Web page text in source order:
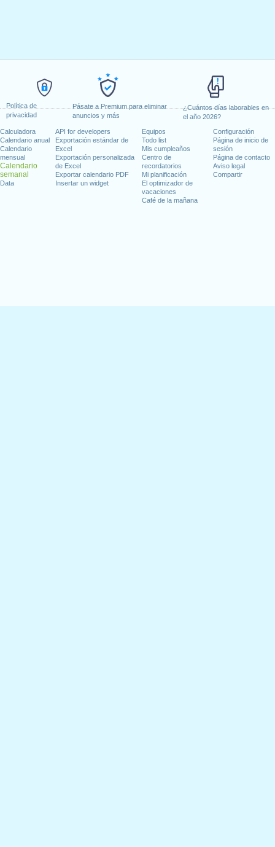
Política de
privacidad
Pásate a Premium para eliminar
anuncios y más
¿Cuántos días laborables en
el año 2026?
Calculadora
Calendario anual
Calendario
mensual
Calendario
semanal
Data
API for developers
Exportación estándar de
Excel
Exportación personalizada
de Excel
Exportar calendario PDF
Insertar un widget
Equipos
Todo list
Mis cumpleaños
Centro de
recordatorios
Mi planificación
El optimizador de
vacaciones
Café de la mañana
Configuración
Página de inicio de
sesión
Página de contacto
Aviso legal
Compartir